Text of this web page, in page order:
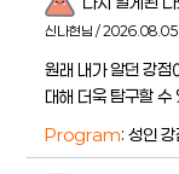
신나현님 / 2026.08.05
원래 내가 알던 강점
대해 더욱 탐구할 수
Program: 성인